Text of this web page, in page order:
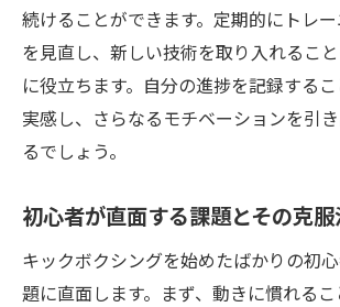
続けることができます。定期的にトレ
を見直し、新しい技術を取り入れるこ
に役立ちます。自分の進捗を記録する
実感し、さらなるモチベーションを引
るでしょう。
初心者が直面する課題とその克
キックボクシングを始めたばかりの初
題に直面します。まず、動きに慣れる